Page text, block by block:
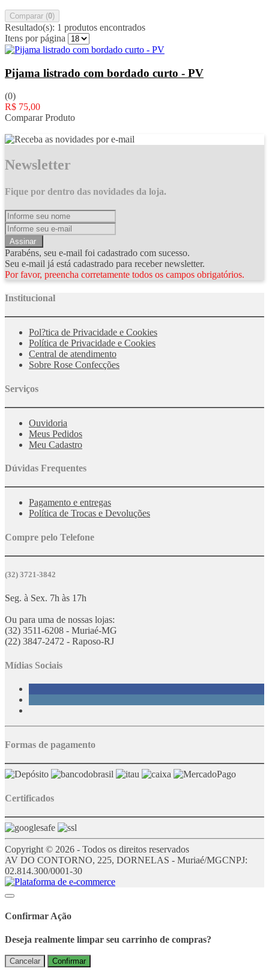
Comparar (0)
Resultado(s): 1 produtos encontrados
Itens por página
Pijama listrado com bordado curto - PV
(0)
R$ 75,00
Comparar Produto
Newsletter
Fique por dentro das novidades da loja.
Assinar
Parabéns, seu e-mail foi cadastrado com sucesso.
Seu e-mail já está cadastrado para receber newsletter.
Por favor, preencha corretamente todos os campos obrigatórios.
Institucional
Pol?tica de Privacidade e Cookies
Política de Privacidade e Cookies
Central de atendimento
Sobre Rose Confecções
Serviços
Ouvidoria
Meus Pedidos
Meu Cadastro
Dúvidas Frequentes
Pagamento e entregas
Política de Trocas e Devoluções
Compre pelo Telefone
(32) 3721-3842
Seg. à Sex. 7h às 17h
Ou para uma de nossas lojas:
(32) 3511-6208 - Muriaé-MG
(22) 3847-2472 - Raposo-RJ
Mídias Sociais
Formas de pagamento
Certificados
Copyright © 2026 - Todos os direitos reservados
AV DO CONTORNO, 225, DORNELAS - Muriaé/MGCNPJ:
02.814.300/0001-30
Confirmar Ação
Deseja realmente limpar seu carrinho de compras?
Cancelar Confirmar